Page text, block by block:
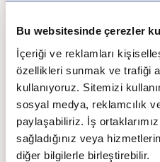
Bu websitesinde çerezler
İçeriği ve reklamları
özellikleri sunmak ve trafiği
kullanıyoruz. Sitemizi
sosyal medya, reklamcılık
paylaşabiliriz. İş
sağladığınız veya
diğer bilgilerle birleştirebilir.
Long Island Üniversitesi,
konaklama seçenekleri
Post kampüslerinde
kampüs olanakları
çevredeki kiralık
Ortalama Aylık Giderler:
Gıda: 300 – 450 USD
Konaklama: 800 –